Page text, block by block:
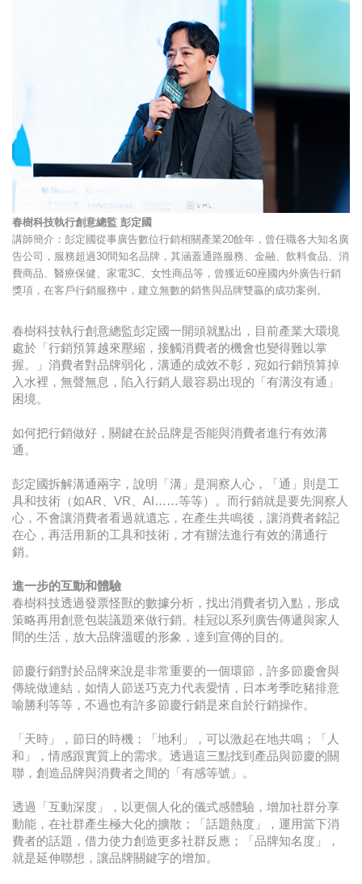
春樹科技執行創意總監 彭定國
講師簡介：彭定國從事廣告數位行銷相關產業20餘年，曾任職各大知名廣
告公司，服務超過30間知名品牌，其涵蓋通路服務、金融、飲料食品、消
費商品、醫療保健、家電3C、女性商品等，曾獲近60座國內外廣告行銷
獎項，在客戶行銷服務中，建立無數的銷售與品牌雙贏的成功案例。
春樹科技執行創意總監彭定國一開頭就點出，目前產業大環境
處於「行銷預算越來壓縮，接觸消費者的機會也變得難以掌
握。」消費者對品牌弱化，溝通的成效不彰，宛如行銷預算掉
入水裡，無聲無息，陷入行銷人最容易出現的「有溝沒有通」
困境。
如何把行銷做好，關鍵在於品牌是否能與消費者進行有效溝
通。
彭定國拆解溝通兩字，說明「溝」是洞察人心，「通」則是工
具和技術（如AR、VR、AI……等等）。而行銷就是要先洞察人
心，不會讓消費者看過就遺忘，在產生共鳴後，讓消費者銘記
在心，再活用新的工具和技術，才有辦法進行有效的溝通行
銷。
進一步的互動和體驗
春樹科技透過發票怪獸的數據分析，找出消費者切入點，形成
策略再用創意包裝議題來做行銷。桂冠以系列廣告傳遞與家人
間的生活，放大品牌溫暖的形象，達到宣傳的目的。
節慶行銷對於品牌來說是非常重要的一個環節，許多節慶會與
傳統做連結，如情人節送巧克力代表愛情，日本考季吃豬排意
喻勝利等等，不過也有許多節慶行銷是來自於行銷操作。
「天時」，節日的時機；「地利」，可以激起在地共鳴；「人
和」，情感跟實質上的需求。透過這三點找到產品與節慶的關
聯，創造品牌與消費者之間的「有感等號」。
透過「互動深度」，以更個人化的儀式感體驗，增加社群分享
動能，在社群產生極大化的擴散；「話題熱度」，運用當下消
費者的話題，借力使力創造更多社群反應；「品牌知名度」，
就是延伸聯想，讓品牌關鍵字的增加。